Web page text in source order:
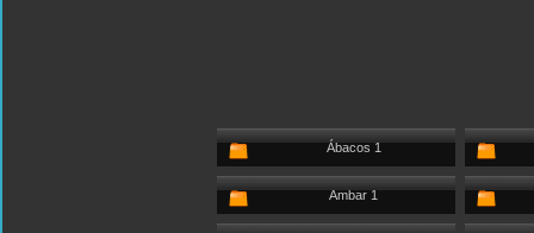
Ábacos 1
Ambar 1